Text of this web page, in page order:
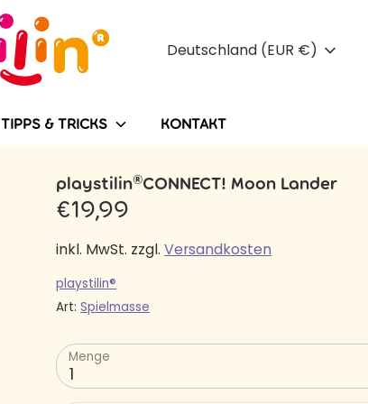
Währung
Deutschland (EUR €)
TIPPS & TRICKS KONTAKT
playstilin®CONNECT! Moon Lander
€19,99
inkl. MwSt. zzgl.Versandkosten
playstilin®
Art:Spielmasse
Menge
1